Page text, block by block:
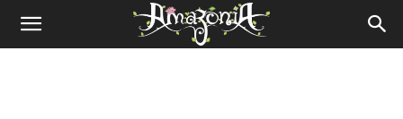
Revista